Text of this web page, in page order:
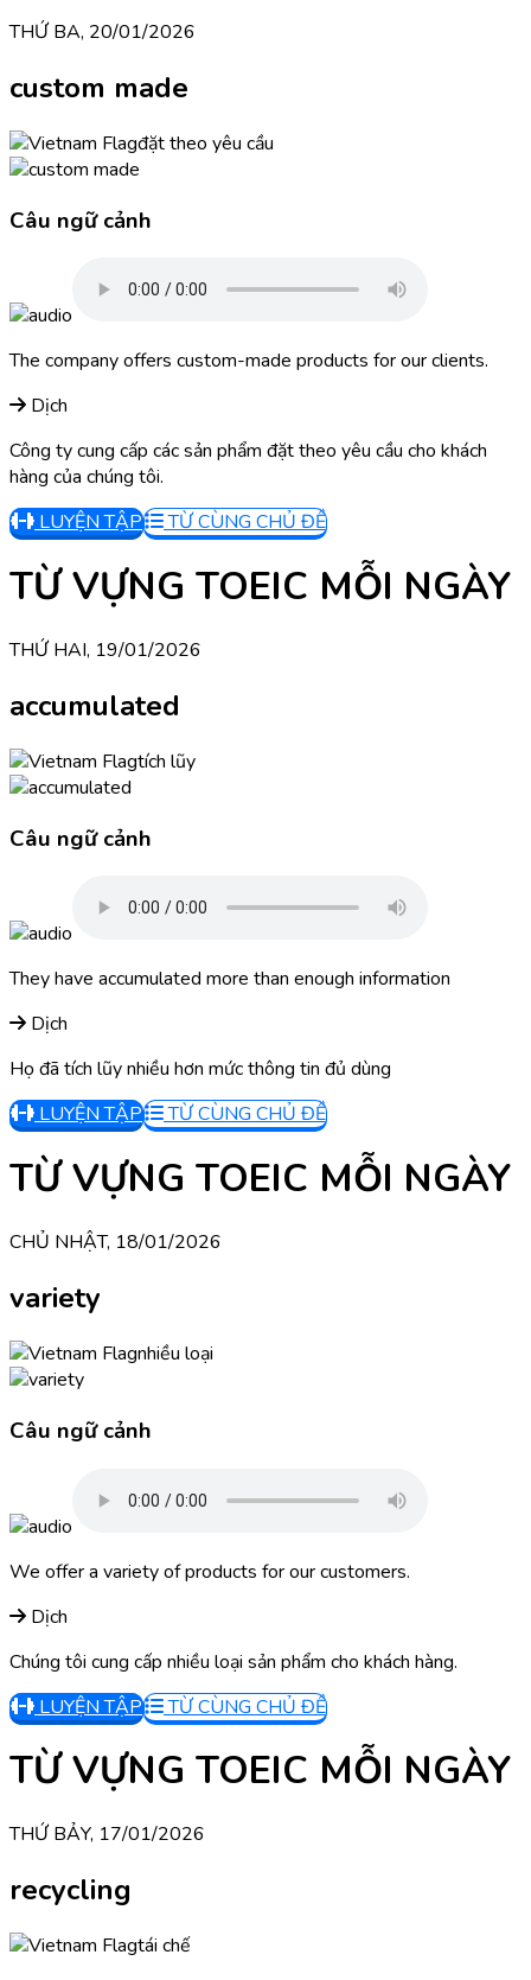
THỨ BA, 20/01/2026
custom made
đặt theo yêu cầu
Câu ngữ cảnh
The company offers custom-made products for our clients.
Dịch
Công ty cung cấp các sản phẩm đặt theo yêu cầu cho khách
hàng của chúng tôi.
LUYỆN TẬP
TỪ CÙNG CHỦ ĐỀ
TỪ VỰNG TOEIC MỖI NGÀY
THỨ HAI, 19/01/2026
accumulated
tích lũy
Câu ngữ cảnh
They have accumulated more than enough information
Dịch
Họ đã tích lũy nhiều hơn mức thông tin đủ dùng
LUYỆN TẬP
TỪ CÙNG CHỦ ĐỀ
TỪ VỰNG TOEIC MỖI NGÀY
CHỦ NHẬT, 18/01/2026
variety
nhiều loại
Câu ngữ cảnh
We offer a variety of products for our customers.
Dịch
Chúng tôi cung cấp nhiều loại sản phẩm cho khách hàng.
LUYỆN TẬP
TỪ CÙNG CHỦ ĐỀ
TỪ VỰNG TOEIC MỖI NGÀY
THỨ BẢY, 17/01/2026
recycling
tái chế